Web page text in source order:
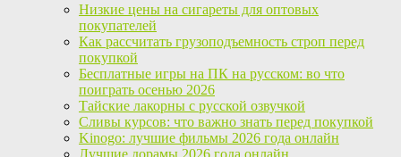
Низкие цены на сигареты для оптовых
покупателей
Как рассчитать грузоподъемность строп перед
покупкой
Бесплатные игры на ПК на русском: во что
поиграть осенью 2026
Тайские лакорны с русской озвучкой
Сливы курсов: что важно знать перед покупкой
Kinogo: лучшие фильмы 2026 года онлайн
Лучшие дорамы 2026 года онлайн